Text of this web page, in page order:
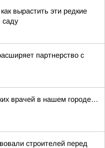
вырастить эти редкие
саду
партнерство с
врачей в нашем городе…
строителей перед